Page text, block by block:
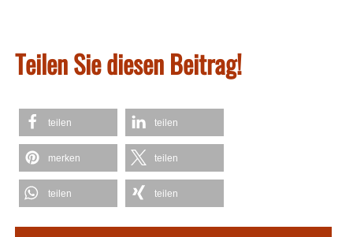
Teilen Sie diesen Beitrag!
teilen teilen
merken teilen
teilen teilen